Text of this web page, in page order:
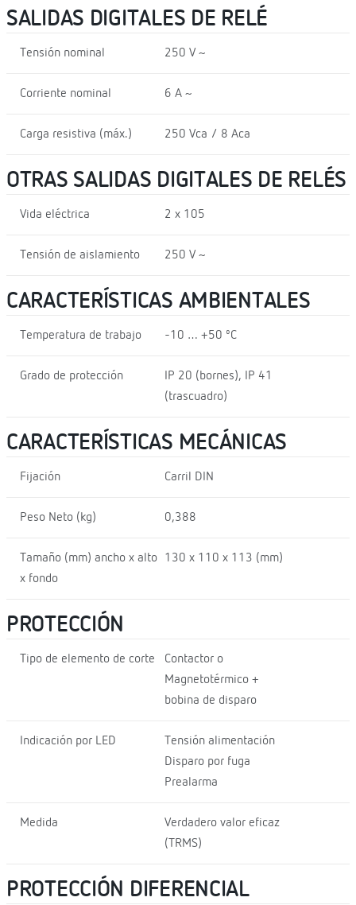
SALIDAS DIGITALES DE RELÉ
Tensión nominal 250 V ~
Corriente nominal 6 A ~
Carga resistiva (máx.) 250 Vca / 8 Aca
OTRAS SALIDAS DIGITALES DE RELÉS
Vida eléctrica 2 x 105
Tensión de aislamiento 250 V ~
CARACTERÍSTICAS AMBIENTALES
Temperatura de trabajo -10 … +50 ºC
Grado de protección
IP 20 (bornes), IP 41
(trascuadro)
CARACTERÍSTICAS MECÁNICAS
Fijación Carril DIN
Peso Neto (kg) 0,388
Tamaño (mm) ancho x alto
x fondo
130 x 110 x 113 (mm)
PROTECCIÓN
Tipo de elemento de corte
Contactor o
Magnetotérmico +
bobina de disparo
Indicación por LED
Tensión alimentación
Disparo por fuga
Prealarma
Medida
Verdadero valor eficaz
(TRMS)
PROTECCIÓN DIFERENCIAL